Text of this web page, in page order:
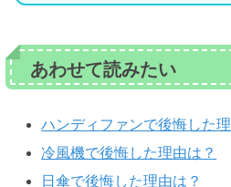
あわせて読みたい
ハンディファンで後悔した
冷風機で後悔した理由は？
日傘で後悔した理由は？